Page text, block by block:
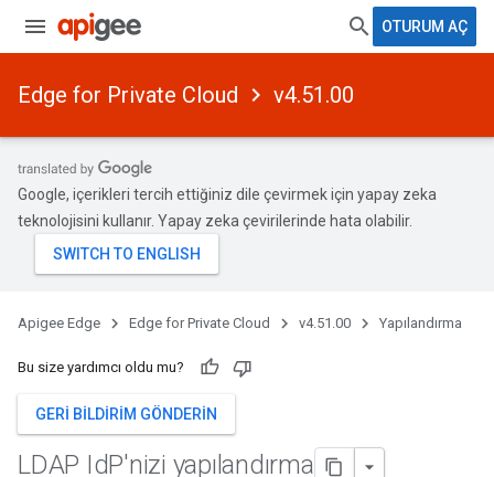
OTURUM AÇ
Edge for Private Cloud v4.51.00
Google, içerikleri tercih ettiğiniz dile çevirmek için yapay zeka
teknolojisini kullanır. Yapay zeka çevirilerinde hata olabilir.
Apigee Edge Edge for Private Cloud v4.51.00 Yapılandırma
Bu size yardımcı oldu mu?
GERI BILDIRIM GÖNDERIN
LDAP IdP'nizi yapılandırma